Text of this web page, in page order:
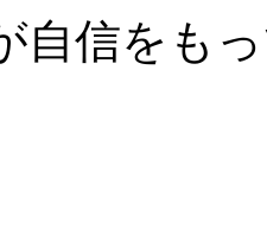
自信をも